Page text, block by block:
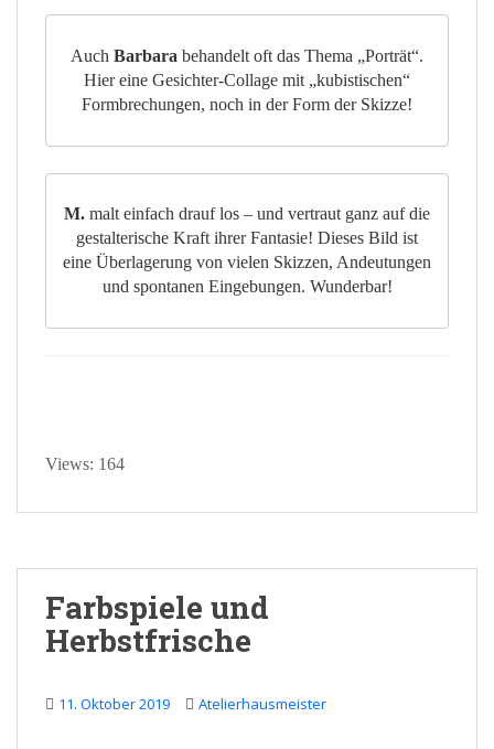
Auch Barbara behandelt oft das Thema „Porträt“.
Hier eine Gesichter-Collage mit „kubistischen“
Formbrechungen, noch in der Form der Skizze!
M. malt einfach drauf los – und vertraut ganz auf die
gestalterische Kraft ihrer Fantasie! Dieses Bild ist
eine Überlagerung von vielen Skizzen, Andeutungen
und spontanen Eingebungen. Wunderbar!
Views: 164
Farbspiele und
Herbstfrische
11. Oktober 2019 Atelierhausmeister